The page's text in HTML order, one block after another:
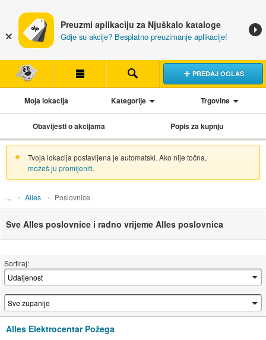
Preuzmi aplikaciju za Njuškalo kataloge
Gdje su akcije? Besplatno preuzimanje aplikacije!
PREDAJ OGLAS
Moja lokacija Kategorije Trgovine
Obavijesti o akcijama Popis za kupnju
Tvoja lokacija postavljena je automatski. Ako nije točna,
možeš ju promijeniti.
Alles Poslovnice
Sve Alles poslovnice i radno vrijeme Alles poslovnica
Sortiraj:
Alles Elektrocentar Požega